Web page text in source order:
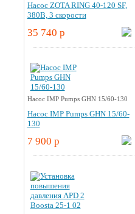
Насос ZOTA RING 40-120 SF,
380В, 3 скорости
35 740 p
Насос IMP Pumps GHN 15/60-130
Насос IMP Pumps GHN 15/60-
130
7 900 p